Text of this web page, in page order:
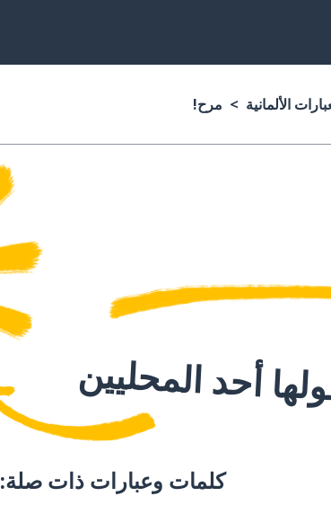
الألمانية مرح!
أحد المحليين
كلمات وعبارات ذات صلة: